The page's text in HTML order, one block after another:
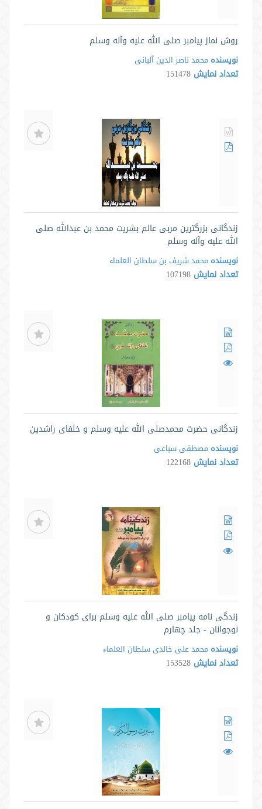
روش نماز پیامبر صلی الله علیه وآله وسلم
نویسنده محمد ناصر الدین آلبانی
تعداد نمایش 151478
زندگانی بزرگترین مربی عالم بشریت محمد بن عبدالله صلی
الله علیه وآله وسلم
نویسنده محمد شریف بن سلطان العلماء
تعداد نمایش 107198
زندگانی حضرت محمدصلی الله علیه وسلم و خلفای راشدین
نویسنده مصطفی سباعی
تعداد نمایش 122168
زندگی نامه پیامبر صلی الله علیه وسلم برای کودکان و
نوجوانان - جلد چهارم
نویسنده محمد علی خالدی سلطان العلماء
تعداد نمایش 153528